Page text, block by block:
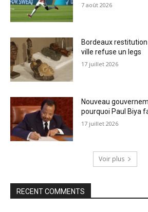
7 août 2026
Bordeaux
ville refuse un legs
17 juillet 2026
Nouveau
pourquoi Paul Biya
17 juillet 2026
Voir plus
RECENT COMMENTS